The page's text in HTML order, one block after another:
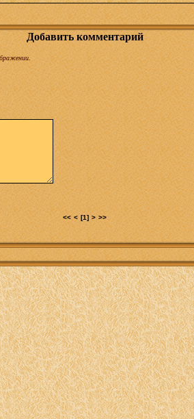
Добавить комментарий
<< < [1] > >>